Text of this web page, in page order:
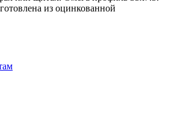
из оцинкованной